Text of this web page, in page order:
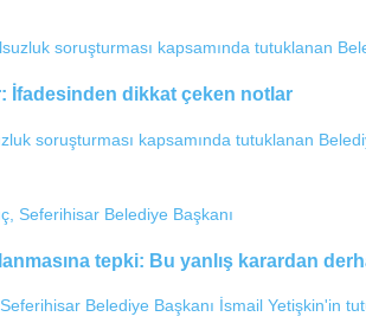
İfadesinden dikkat çeken notlar
soruşturması kapsamında tutuklanan
tepki: Bu yanlış karardan
Belediye Başkanı İsmail Yetişkin'in